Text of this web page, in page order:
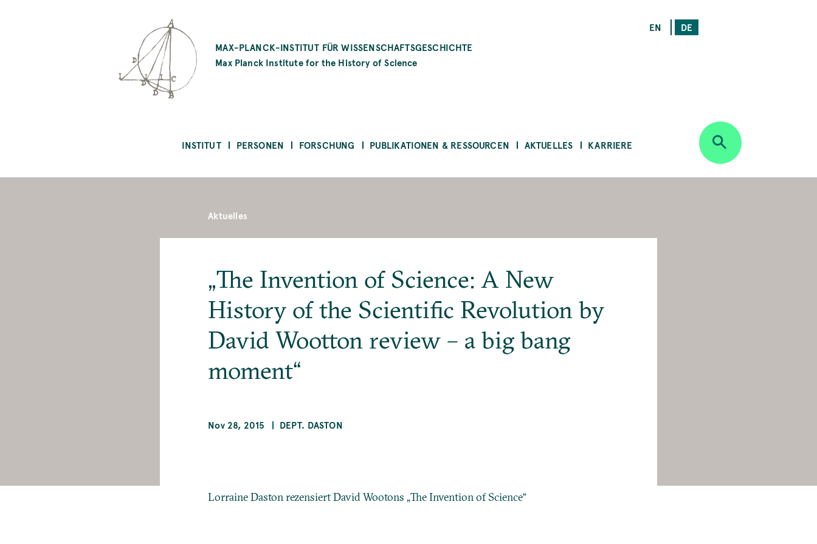
MAX-PLANCK-INSTITUT FÜR WISSENSCHAFTSGESCHICHTE
Max Planck Institute for the History of Science
EN DE
INSTITUT PERSONEN FORSCHUNG PUBLIKATIONEN & RESSOURCEN AKTUELLES KARRIERE
Aktuelles
„The Invention of Science: A New
History of the Scientific Revolution by
David Wootton review – a big bang
moment“
Nov 28, 2015 DEPT. DASTON
Lorraine Daston rezensiert David Wootons „The Invention of Science“